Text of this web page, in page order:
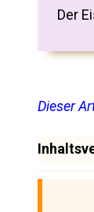
Der
Dieser